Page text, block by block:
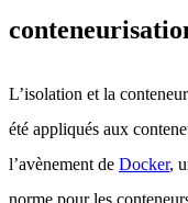
L’isolation et la
été appliqués aux
l’avènement de Docker,